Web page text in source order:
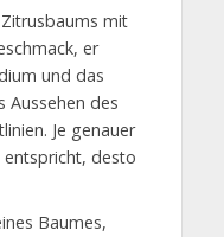
mit
er
und das
Aussehen des
Je genauer
entspricht, desto
Baumes,